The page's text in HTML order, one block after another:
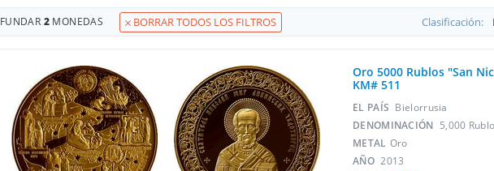
FUNDAR 2 MONEDAS BORRAR TODOS LOS FILTROS Clasificación:
Oro 5000 Rublos "San
KM# 511
EL PAÍS Bielorrusia
DENOMINACIÓN 5,000
METAL Oro
AÑO 2013